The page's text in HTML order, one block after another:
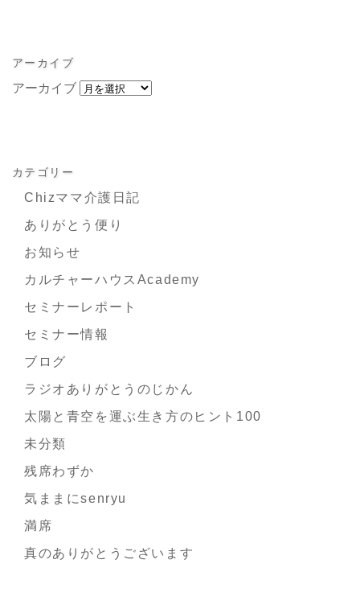
アーカイブ
アーカイブ
カテゴリー
Chizママ介護日記
ありがとう便り
お知らせ
カルチャーハウスAcademy
セミナーレポート
セミナー情報
ブログ
ラジオありがとうのじかん
太陽と青空を運ぶ生き方のヒント100
未分類
残席わずか
気ままにsenryu
満席
真のありがとうございます